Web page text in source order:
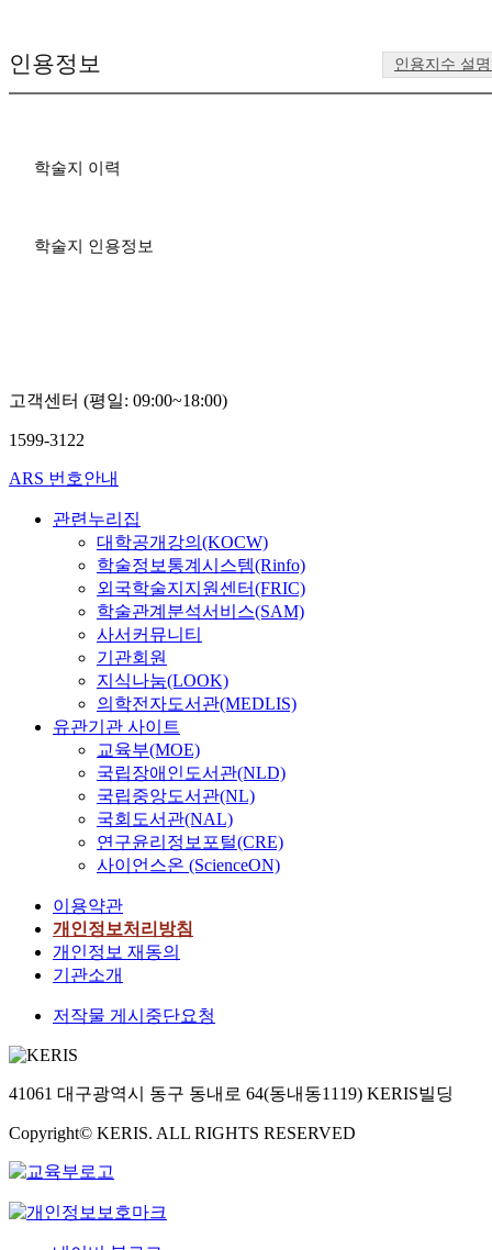
인용정보 인용지수 설
학술지 이력
학술지 인용정보
고객센터 (평일: 09:00~18:00)
1599-3122
ARS 번호안내
관련누리집
대학공개강의(KOCW)
학술정보통계시스템(Rinfo)
외국학술지지원센터(FRIC)
학술관계분석서비스(SAM)
사서커뮤니티
기관회원
지식나눔(LOOK)
의학전자도서관(MEDLIS)
유관기관 사이트
교육부(MOE)
국립장애인도서관(NLD)
국립중앙도서관(NL)
국회도서관(NAL)
연구윤리정보포털(CRE)
사이언스온 (ScienceON)
이용약관
개인정보처리방침
개인정보 재동의
기관소개
저작물 게시중단요청
41061 대구광역시 동구 동내로 64(동내동1119) KERIS빌딩
Copyright© KERIS. ALL RIGHTS RESERVED